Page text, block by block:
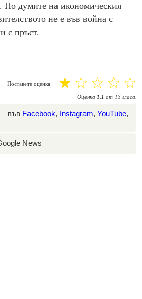
По думите на икономическия
не е във война с
с пръст.
Поставете оценка: ☆
☆
☆
☆
☆
Оценка 1.1 от 13 гласа.
– във Facebook, Instagram, YouTube,
News